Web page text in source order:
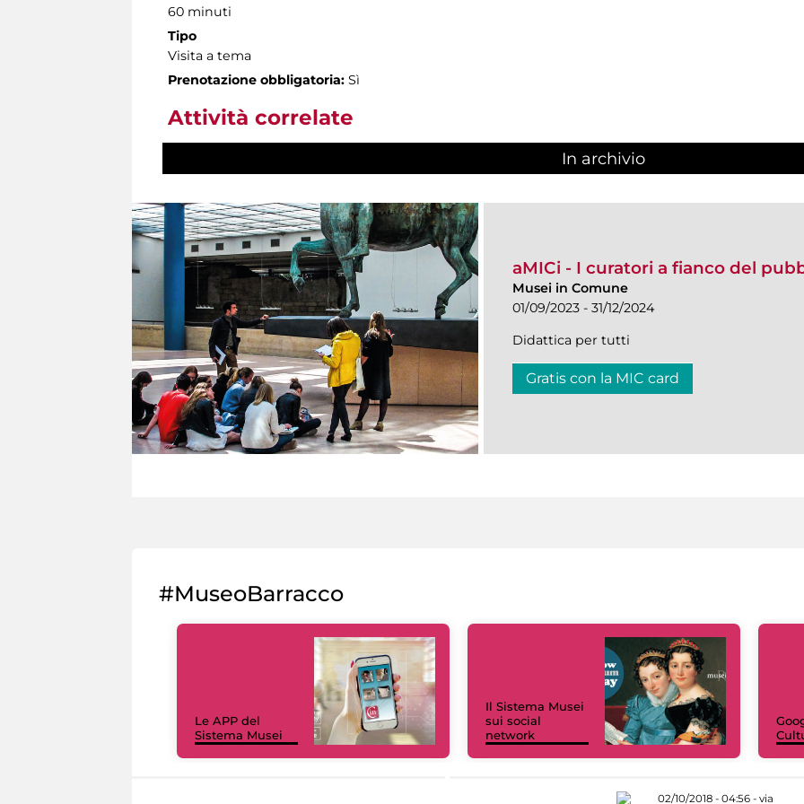
60 minuti
Tipo
Visita a tema
Prenotazione obbligatoria: Sì
Attività correlate
In archivio
aMICi - I curatori a fianco del
Musei in Comune
01/09/2023 - 31/12/2024
Didattica per tutti
Gratis con la MIC card
#MuseoBarracco
Le APP del
Sistema Musei
Il Sistema Musei
sui social
network